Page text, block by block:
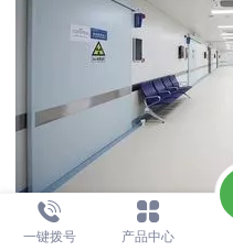
一键拨号 产品中心